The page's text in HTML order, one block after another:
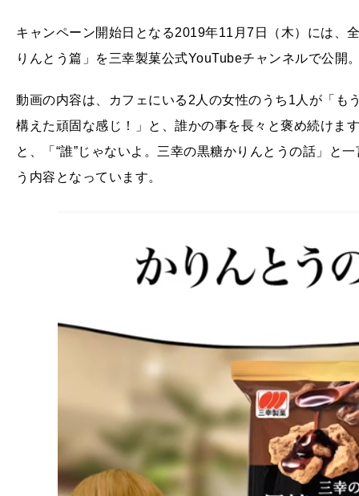
キャンペーン開始日となる2019年11月7日（木）には、
りんとう篇」を三幸製菓公式YouTubeチャンネルで公開
動画の内容は、カフェにいる2人の女性のうち1人が「も
構えた頑固な感じ！」と、誰かの事を長々と褒め続けま
と、「“誰”じゃないよ。三幸の黒糖かりんとうの話」と
う内容となっています。